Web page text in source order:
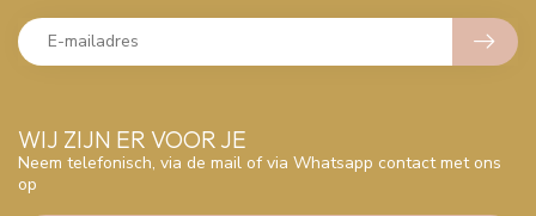
WIJ ZIJN ER VOOR JE
Neem telefonisch, via de mail of via Whatsapp contact met ons
op